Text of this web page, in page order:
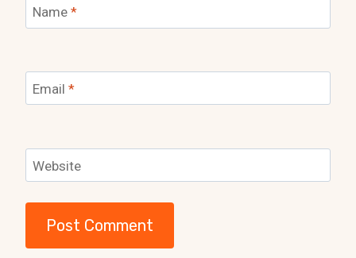
Name *
Email *
Website